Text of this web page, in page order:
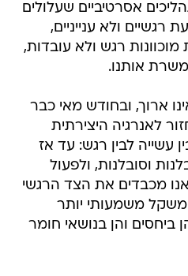
אסרטיביים שעלולים
רגשיים ולא ענייניים,
רגש ולא עובדות,
אותנו.
ארוך, ובחודש מאי כבר
לאנרגיה היצירתית
עשייה לבין רגש: עד אז
וסובלנות, ולפעול
מכבדים את הצד הרגשי
משקל משמעותי יותר
ביחסים והן בנושאי חומר